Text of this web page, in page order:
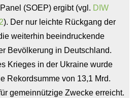
(SOEP) ergibt (vgl. DIW
). Der nur leichte Rückgang der
weiterhin beeindruckende
Bevölkerung in Deutschland.
Krieges in der Ukraine wurde
Rekordsumme von 13,1 Mrd.
gemeinnützige Zwecke erreicht.